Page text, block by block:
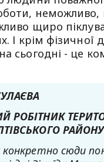
неможливо,
щиро
І крім фізичної
сьогодні - це
РОБІТНИК
РАЙОНУ
сюди